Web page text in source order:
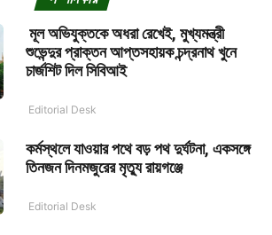
মূল অভিযুক্তকে অধরা রেখেই, মুখ্যমন্ত্রী
শুভেন্দুর প্রাক্তন আপ্তসহায়ক চন্দ্রনাথ খুনে
চার্জশিট দিল সিবিআই
Editorial Desk
কর্মস্থলে যাওয়ার পথে বড় পথ দুর্ঘটনা, একসঙ্গে
তিনজন দিনমজুরের মৃত্যু রায়গঞ্জে
Editorial Desk